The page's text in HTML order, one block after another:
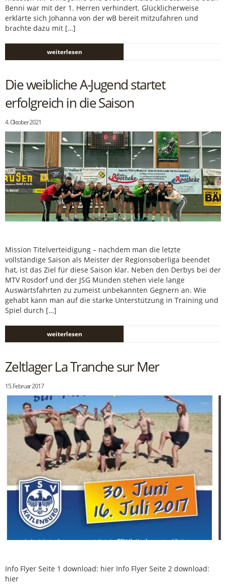
Benni war mit der 1. Herren verhindert. Glücklicherweise
erklärte sich Johanna von der wB bereit mitzufahren und
brachte dazu mit […]
weiterlesen
Die weibliche A-Jugend startet
erfolgreich in die Saison
4. Oktober 2021
Mission Titelverteidigung – nachdem man die letzte
vollständige Saison als Meister der Regionsoberliga beendet
hat, ist das Ziel für diese Saison klar. Neben den Derbys bei der
MTV Rosdorf und der JSG Münden stehen viele lange
Auswärtsfahrten zu zumeist unbekannten Gegnern an. Wie
gehabt kann man auf die starke Unterstützung in Training und
Spiel durch […]
weiterlesen
Zeltlager La Tranche sur Mer
15. Februar 2017
Info Flyer Seite 1 download: hier Info Flyer Seite 2 download:
hier